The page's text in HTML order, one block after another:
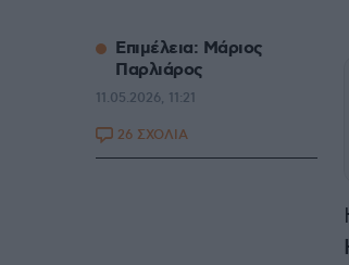
Επιμέλεια: Μάριος
Παρλιάρος
11.05.2026, 11:21
26 ΣΧΟΛΙΑ